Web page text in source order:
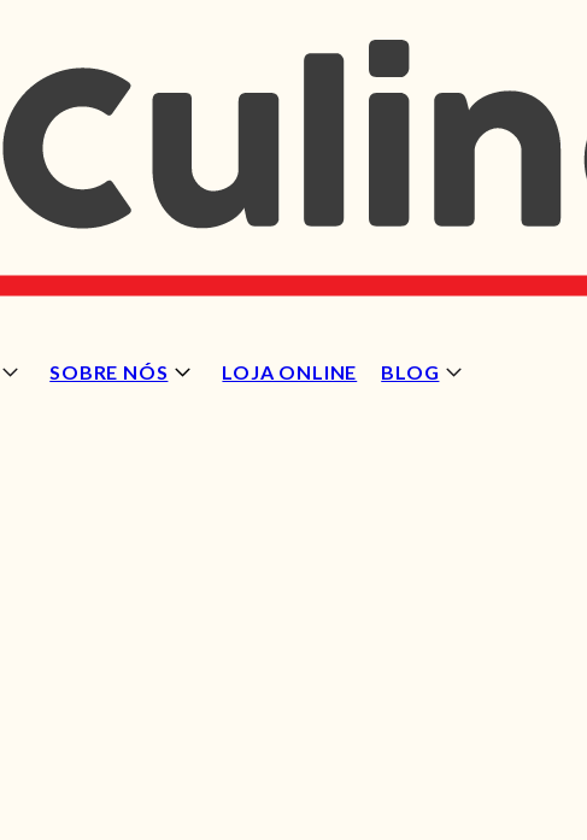
SOBRE NÓS LOJA ONLINE BLOG